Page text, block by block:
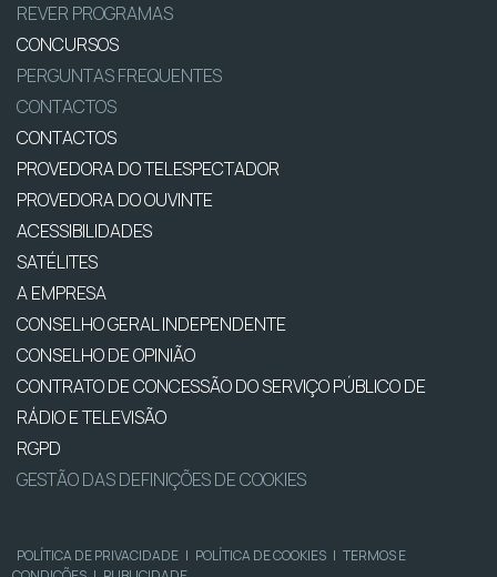
REVER PROGRAMAS
CONCURSOS
PERGUNTAS FREQUENTES
CONTACTOS
CONTACTOS
PROVEDORA DO TELESPECTADOR
PROVEDORA DO OUVINTE
ACESSIBILIDADES
SATÉLITES
A EMPRESA
CONSELHO GERAL INDEPENDENTE
CONSELHO DE OPINIÃO
CONTRATO DE CONCESSÃO DO SERVIÇO PÚBLICO DE
RÁDIO E TELEVISÃO
RGPD
GESTÃO DAS DEFINIÇÕES DE COOKIES
POLÍTICA DE PRIVACIDADE | POLÍTICA DE COOKIES | TERMOS E